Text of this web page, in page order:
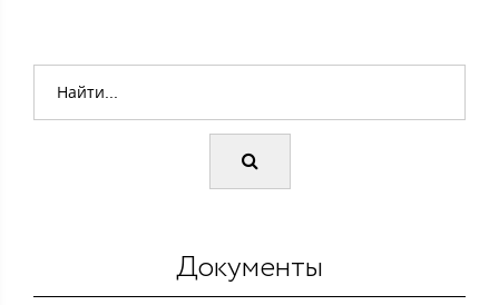
Документы